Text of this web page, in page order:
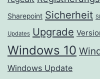
Sharepoint Sicherheit
Updates Upgrade
Windows 10
Windows Update